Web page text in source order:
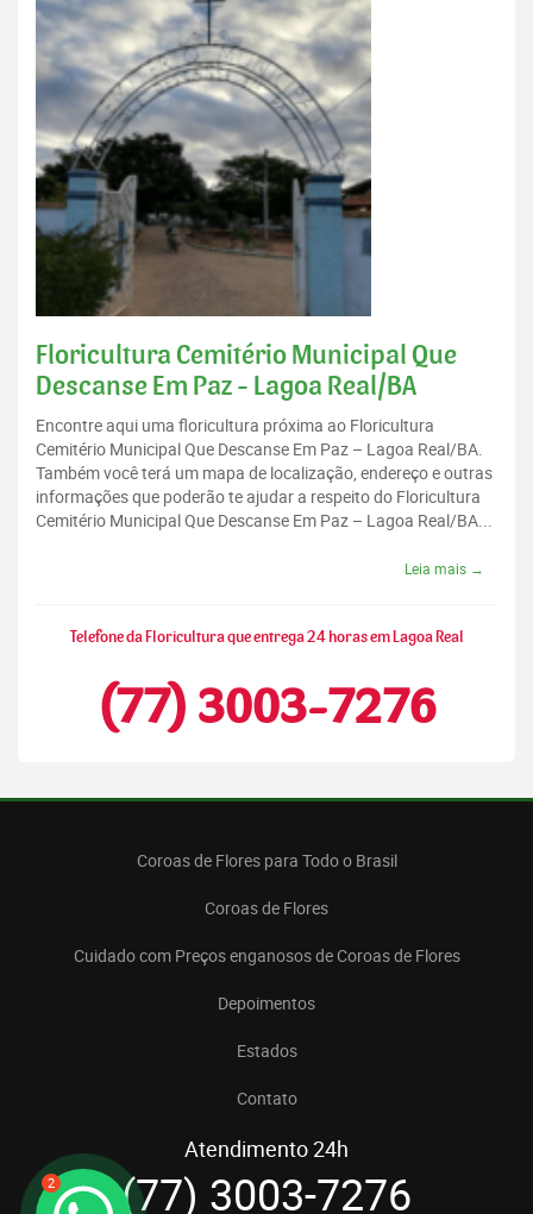
2
Floricultura Cemitério Municipal Que
Descanse Em Paz - Lagoa Real/BA
Encontre aqui uma floricultura próxima ao Floricultura
Cemitério Municipal Que Descanse Em Paz – Lagoa Real/BA.
Também você terá um mapa de localização, endereço e outras
informações que poderão te ajudar a respeito do Floricultura
Cemitério Municipal Que Descanse Em Paz – Lagoa Real/BA...
Leia mais →
Telefone da Floricultura que entrega 24 horas em Lagoa Real
(77) 3003-7276
Coroas de Flores para Todo o Brasil
Coroas de Flores
Cuidado com Preços enganosos de Coroas de Flores
Depoimentos
Estados
Contato
Atendimento 24h
(77) 3003-7276